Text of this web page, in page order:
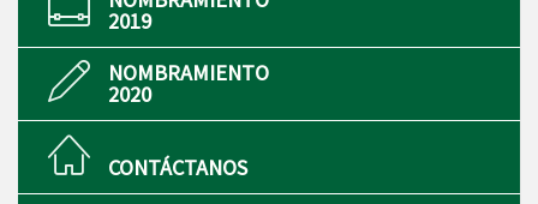
2019
NOMBRAMIENTO
2020
CONTÁCTANOS